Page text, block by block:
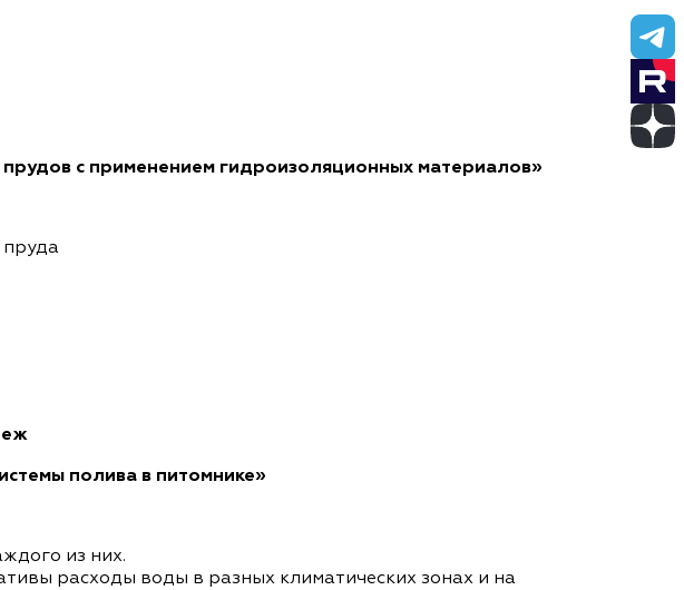
с применением гидроизоляционных материалов»
пруда
полива в питомнике»
из них.
расходы воды в разных климатических зонах и на